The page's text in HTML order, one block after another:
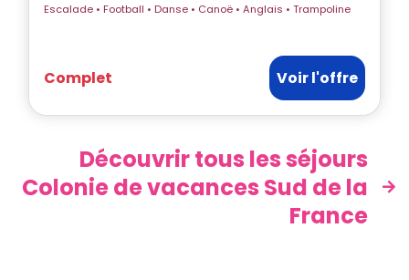
Escalade • Football • Danse • Canoë • Anglais • Trampoline
Complet Voir l'offre
Découvrir tous les séjours
Colonie de vacances Sud de la
France